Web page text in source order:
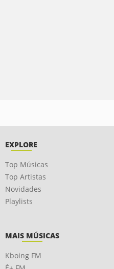
EXPLORE
Top Músicas
Top Artistas
Novidades
Playlists
MAIS MÚSICAS
Kboing FM